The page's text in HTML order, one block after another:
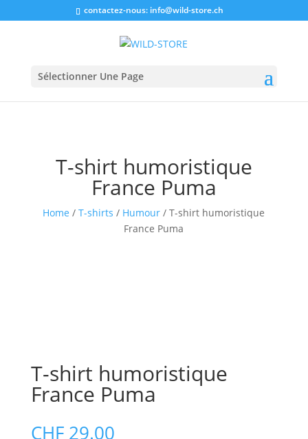
contactez-nous: info@wild-store.ch
Sélectionner Une Page
T-shirt humoristique
France Puma
Home /T-shirts / Humour / T-shirt humoristique
France Puma
T-shirt humoristique
France Puma
CHF29.00